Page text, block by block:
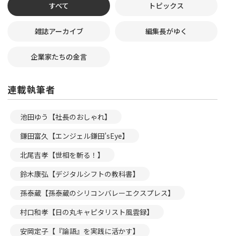
すべて トピックス
雑誌アーカイブ 編集長がゆく
企業家たちの金言
連載執筆者
池田ゆう【社長のおしゃれ】
鎌田富久【エンジェル鎌田’sEye】
北尾吉孝【世相を斬る！】
鈴木康弘【デジタルシフトの教科書】
孫泰蔵【孫泰蔵のシリコンバレーエクスプレス】
村口和孝【日の丸キャピタリスト風雲録】
安岡定子【『論語』を実践に活かす】